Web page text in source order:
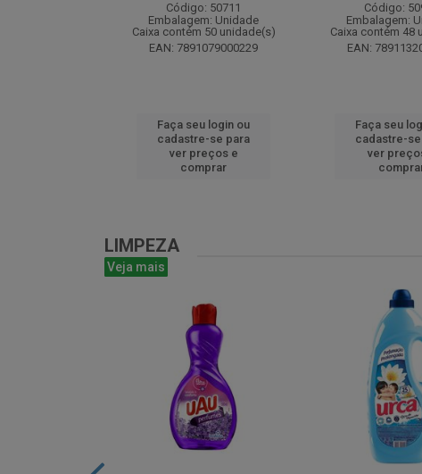
Código: 50711
Embalagem: Unidade
Caixa contém 50 unidade(s)
EAN: 7891079000229
Faça seu login ou
cadastre-se para
ver preços e
comprar
Código:
Embalagem:
Caixa contém 48
EAN:
Faça seu
cadastre-
ver
LIMPEZA
Veja mais